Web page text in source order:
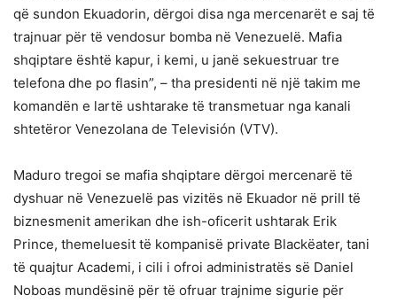
që sundon Ekuadorin, dërgoi disa nga mercenarët e saj të
trajnuar për të vendosur bomba në Venezuelë. Mafia
shqiptare është kapur, i kemi, u janë sekuestruar tre
telefona dhe po flasin”, – tha presidenti në një takim me
komandën e lartë ushtarake të transmetuar nga kanali
shtetëror Venezolana de Televisión (VTV).
Maduro tregoi se mafia shqiptare dërgoi mercenarë të
dyshuar në Venezuelë pas vizitës në Ekuador në prill të
biznesmenit amerikan dhe ish-oficerit ushtarak Erik
Prince, themeluesit të kompanisë private Blackëater, tani
të quajtur Academi, i cili i ofroi administratës së Daniel
Noboas mundësinë për të ofruar trajnime sigurie për